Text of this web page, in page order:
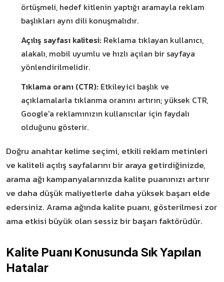
örtüşmeli, hedef kitlenin yaptığı aramayla reklam
başlıkları aynı dili konuşmalıdır.
Açılış sayfası kalitesi: Reklama tıklayan kullanıcı,
alakalı, mobil uyumlu ve hızlı açılan bir sayfaya
yönlendirilmelidir.
Tıklama oranı (CTR): Etkileyici başlık ve
açıklamalarla tıklanma oranını artırın; yüksek CTR,
Google'a reklamınızın kullanıcılar için faydalı
olduğunu gösterir.
Doğru anahtar kelime seçimi, etkili reklam metinleri
ve kaliteli açılış sayfalarını bir araya getirdiğinizde,
arama ağı kampanyalarınızda kalite puanınızı artırır
ve daha düşük maliyetlerle daha yüksek başarı elde
edersiniz. Arama ağında kalite puanı, gösterilmesi zor
ama etkisi büyük olan sessiz bir başarı faktörüdür.
Kalite Puanı Konusunda Sık Yapılan
Hatalar